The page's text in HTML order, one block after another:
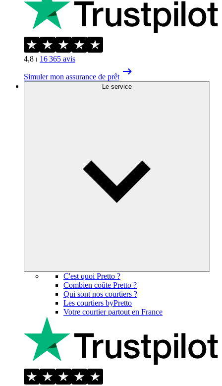
4,8 ⏐ 16 365 avis
Simuler mon assurance de prêt
Le service
C'est quoi Pretto ?
Combien coûte Pretto ?
Qui sont nos courtiers ?
Les courtiers byPretto
Votre courtier partout en France